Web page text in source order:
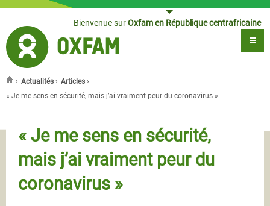
Jump to navigationBienvenue surOxfam en République centrafricaine
Vous êtes ici
› Actualités › Articles ›
« Je me sens en sécurité, mais j’ai vraiment peur du coronavirus »
« Je me sens en sécurité,
mais j’ai vraiment peur du
coronavirus »